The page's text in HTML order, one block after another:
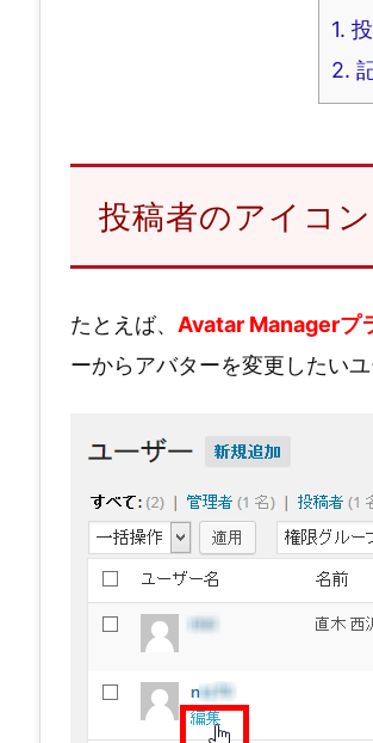
1.
2.
投稿者のアイコ
たとえば、 Avatar Managerプ
ーからアバターを変更したい